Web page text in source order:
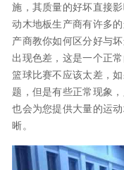
施，其质量的好坏直接
动木地板生产商有许多
产商教你如何区分好与
出现色差，这是一个正
篮球比赛不应该太差，
题，但是有些正常现象
也会为您提供大量的运
晰。